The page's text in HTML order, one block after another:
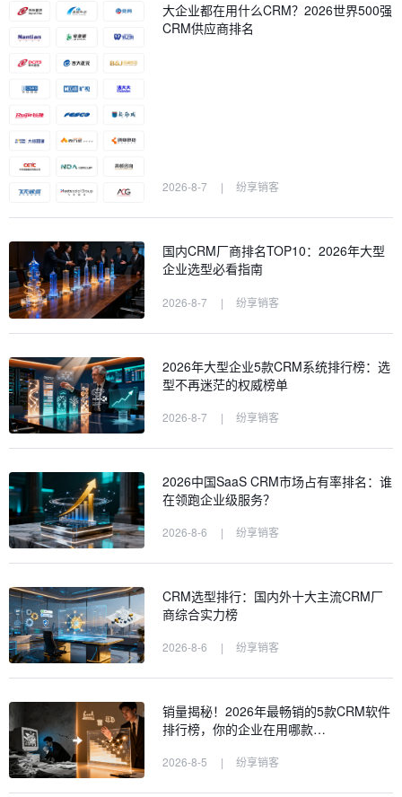
大企业都在用什么CRM？2026世界500强
CRM供应商排名
2026-8-7 | 纷享销客
国内CRM厂商排名TOP10：2026年大型
企业选型必看指南
2026-8-7 | 纷享销客
2026年大型企业5款CRM系统排行榜：选
型不再迷茫的权威榜单
2026-8-7 | 纷享销客
2026中国SaaS CRM市场占有率排名：谁
在领跑企业级服务？
2026-8-6 | 纷享销客
CRM选型排行：国内外十大主流CRM厂
商综合实力榜
2026-8-6 | 纷享销客
销量揭秘！2026年最畅销的5款CRM软件
排行榜，你的企业在用哪款…
2026-8-5 | 纷享销客